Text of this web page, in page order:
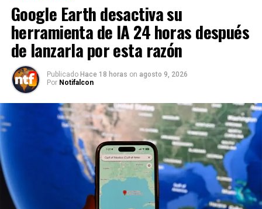
Google Earth desactiva su
herramienta de IA 24 horas después
de lanzarla por esta razón
Publicado Hace 18 horas on agosto 9, 2026
Por Notifalcon